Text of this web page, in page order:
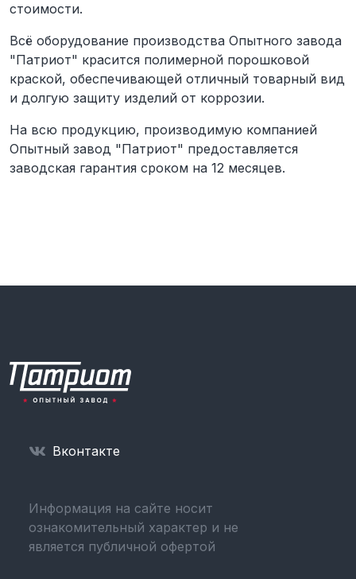
стоимости.
Всё оборудование производства Опытного завода
"Патриот" красится полимерной порошковой
краской, обеспечивающей отличный товарный вид
и долгую защиту изделий от коррозии.
На всю продукцию, производимую компанией
Опытный завод "Патриот" предоставляется
заводская гарантия сроком на 12 месяцев.
Вконтакте
Информация на сайте носит
ознакомительный характер и не
является публичной офертой